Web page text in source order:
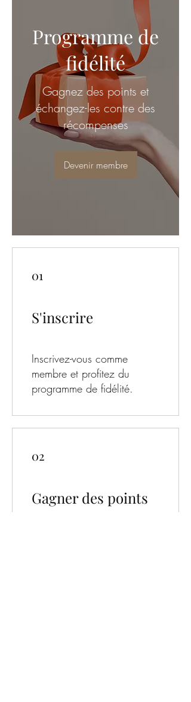
Programme de
fidélité
Gagnez des points et
échangez-les contre des
récompenses
Devenir membre
01
S'inscrire
Inscrivez-vous comme
membre et profitez du
programme de fidélité.
02
Gagner des points